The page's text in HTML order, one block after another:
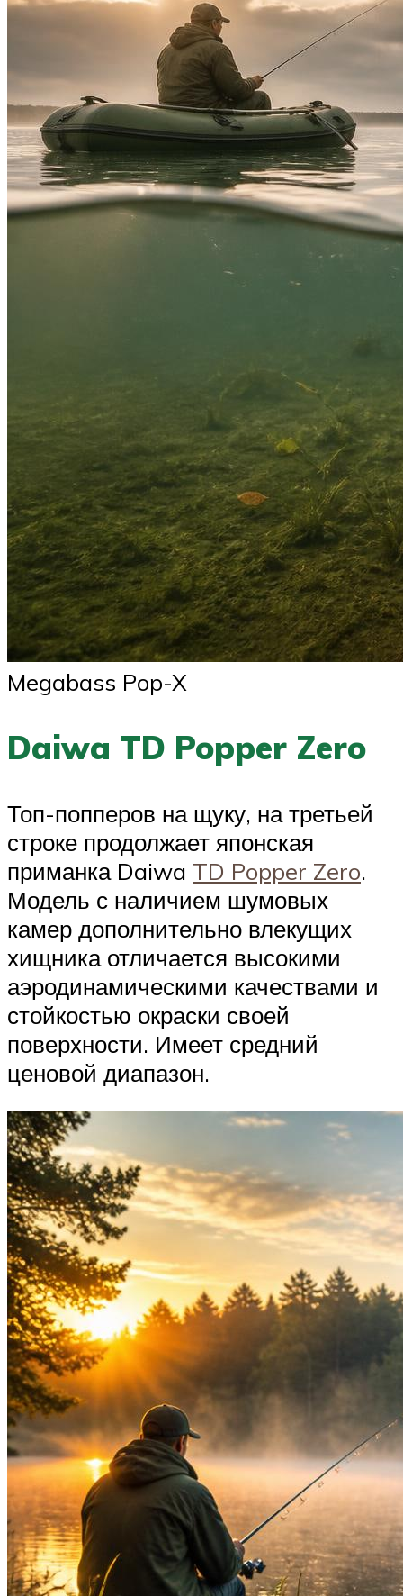
Megabass Pop-X
Daiwa TD Popper Zero
Топ-попперов на щуку, на третьей
строке продолжает японская
приманка Daiwa TD Popper Zero.
Модель с наличием шумовых
камер дополнительно влекущих
хищника отличается высокими
аэродинамическими качествами и
стойкостью окраски своей
поверхности. Имеет средний
ценовой диапазон.